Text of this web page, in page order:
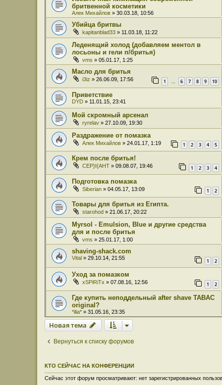
бритвенной косметики
Алек Михайлов » 30.03.18, 10:56
Убийца бритвы
kapitanblad33 » 11.03.18, 11:22
Леденящий холод (добавляем ментол в
лосьоны и гели п/бритья)
vms » 05.01.17, 1:25
Масло для бритья
i3iz » 26.06.09, 17:56 1 6 7 8 9 10
Приветствие
DYD » 11.01.15, 23:41
Мой скромный арсенал
ryrelav » 27.10.09, 19:30
Раздражение от помазка
Алек Михайлов » 24.01.17, 1:19 1 2 3 4 5
Крем после бритья!
CEP}I{AHT » 09.08.07, 19:46 1 2 3 4
Подготовка помазка
Siberian » 04.05.17, 13:09 1 2
Товары для бритья из Египта.
starohod » 21.06.17, 20:22
Myrsol - Emulsion, Blue и другие средства
для и после бритья
vms » 25.01.17, 1:00
shaving-shack.com
Vital » 29.10.14, 21:55 1 2
Уход за помазком
xSPiRiTx » 07.08.16, 12:56 1 2
Где купить неподдельный after shave TABAC
original?
*ilia* » 31.05.16, 23:35
Новая тема
Вернуться к списку форумов
КТО СЕЙЧАС НА КОНФЕРЕНЦИИ
Сейчас этот форум просматривают: нет зарегистрированных